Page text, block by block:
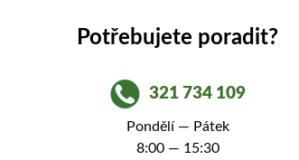
Potřebujete poradit?
321 734 109
Pondělí — Pátek
8:00 — 15:30